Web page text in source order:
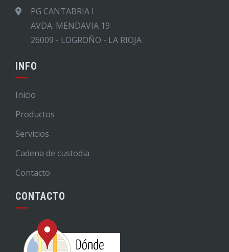
PG CANTABRIA I
AVDA. MENDAVIA 19
26009 - LOGROÑO - LA RIOJA
INFO
Inicio
Productos
Servicios
Cadena de custodia
Contacto
CONTACTO